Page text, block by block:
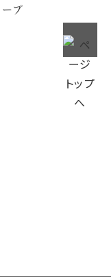
ープ